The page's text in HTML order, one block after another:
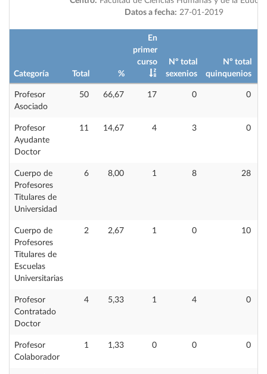
Datos a fecha: 27-01-2019
Categoría Total %
En
primer
curso
Nº total
sexenios
Nº total
quinquenios
Profesor
Asociado
50 66,67 17 0 0
Profesor
Ayudante
Doctor
11 14,67 4 3 0
Cuerpo de
Profesores
Titulares de
Universidad
6 8,00 1 8 28
Cuerpo de
Profesores
Titulares de
Escuelas
Universitarias
2 2,67 1 0 10
Profesor
Contratado
Doctor
4 5,33 1 4 0
Profesor
Colaborador
1 1,33 0 0 0